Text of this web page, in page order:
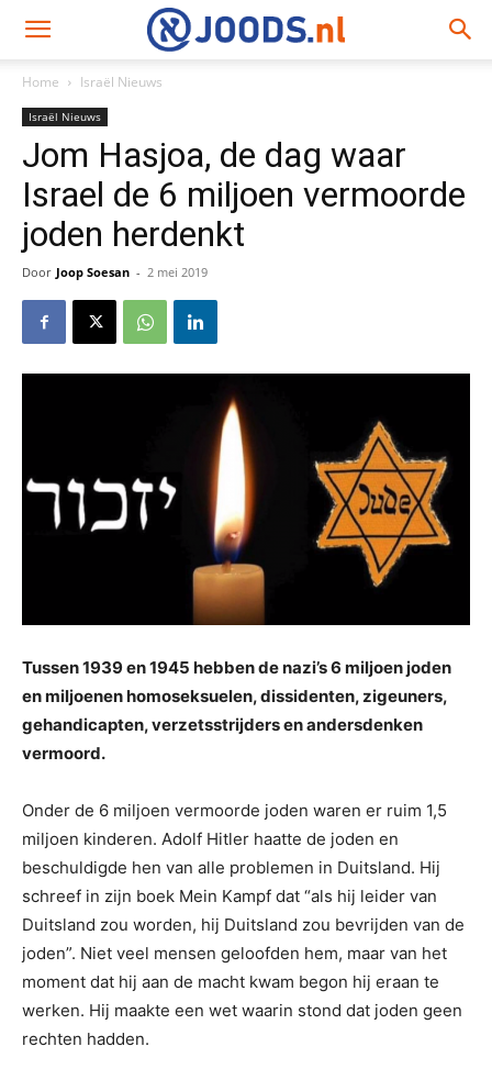
Home Israël Nieuws
Israël Nieuws
Jom Hasjoa, de dag waar
Israel de 6 miljoen vermoorde
joden herdenkt
Door Joop Soesan - 2 mei 2019
Tussen 1939 en 1945 hebben de nazi’s 6 miljoen joden
en miljoenen homoseksuelen, dissidenten, zigeuners,
gehandicapten, verzetsstrijders en andersdenken
vermoord.
Onder de 6 miljoen vermoorde joden waren er ruim 1,5
miljoen kinderen. Adolf Hitler haatte de joden en
beschuldigde hen van alle problemen in Duitsland. Hij
schreef in zijn boek Mein Kampf dat “als hij leider van
Duitsland zou worden, hij Duitsland zou bevrijden van de
joden”. Niet veel mensen geloofden hem, maar van het
moment dat hij aan de macht kwam begon hij eraan te
werken. Hij maakte een wet waarin stond dat joden geen
rechten hadden.